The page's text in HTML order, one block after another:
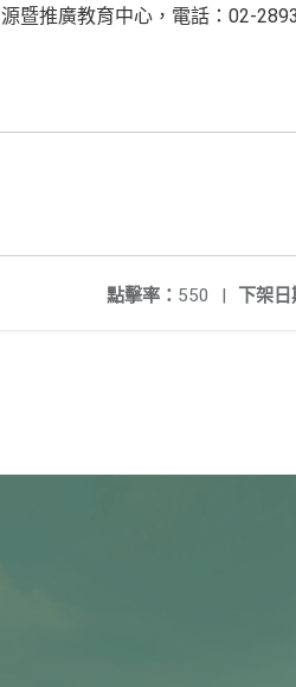
暨推廣教育中心，電話：02-
下架日
點擊率： 550 |